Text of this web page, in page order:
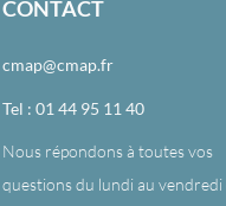
CONTACT
cmap@cmap.fr
Tel : 01 44 95 11 40
Nous répondons à toutes vos
questions du lundi au vendredi